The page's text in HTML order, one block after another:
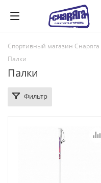
Спортивный магазин Снаряга
Палки
Палки
Фильтр